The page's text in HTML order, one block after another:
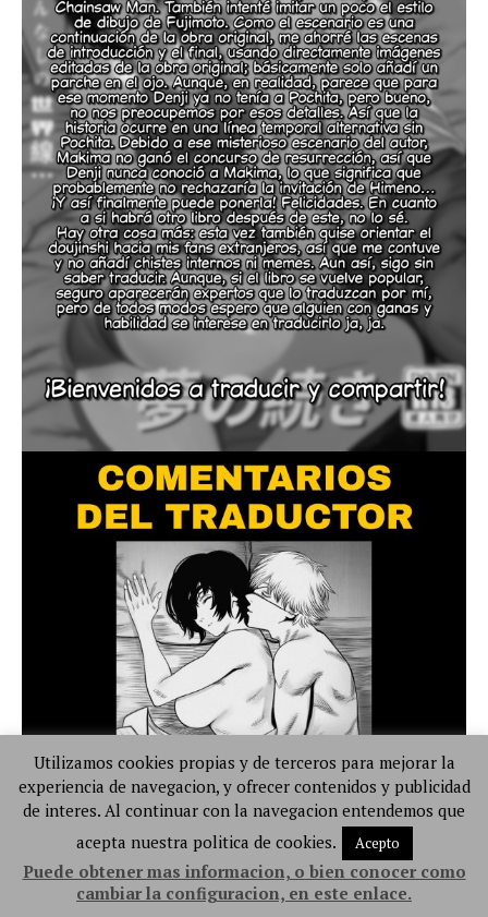
Utilizamos cookies propias y de terceros para mejorar la
experiencia de navegacion, y ofrecer contenidos y publicidad
de interes. Al continuar con la navegacion entendemos que
acepta nuestra politica de cookies.
Acepto
Puede obtener mas informacion, o bien conocer como
cambiar la configuracion, en este enlace.